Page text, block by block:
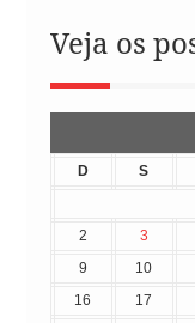
Veja os
D S
2
3
9
10
16
17